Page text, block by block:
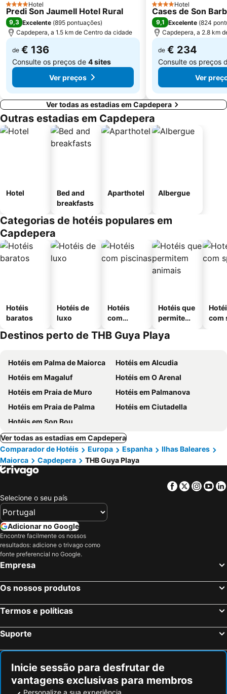
Port de Ciutadella
Son Moll
Cala Torta
Platja de l'Alcanada
Cala Ferrera
Cala des Degollador - Platja Gran
4 Estrelas
Hotel
Predi Son Jaumell Hotel Rural
9,3 Excelente (895 pontuações)
Capdepera, a 1.5 km de Centro da cidade
de € 136
Consulte os preços de 4 sites
Ver preços
4 Estrelas
Hotel
Cases de Son
9,1 Excelente (824
Capdepera, a 2.8 km
de € 234
Consulte os preços
Ver
Ver todas as estadias em Capdepera
Outras estadias em Capdepera
Hotel
Bed and
breakfasts
Aparthotel Albergue
Categorias de hotéis populares em
Capdepera
Hotéis
baratos
Hotéis de
luxo
Hotéis
com
Hotéis que
permitem
com
Destinos perto de THB Guya Playa
Hotéis em Palma de Maiorca
Hotéis em Alcudia
Hotéis em Magaluf
Hotéis em O Arenal
Hotéis em Praia de Muro
Hotéis em Palmanova
Hotéis em Praia de Palma
Hotéis em Ciutadella
Hotéis em Son Bou
Ver todas as estadias em Capdepera
Comparador de Hotéis
Europa Espanha
Ilhas Baleares
Maiorca
Capdepera THB Guya Playa
Facebook
Twitter
Selecione o seu país
Adicionar no Google
Encontre facilmente os nossos
resultados: adicione o trivago como
fonte preferencial no Google.
Empresa
Os nossos produtos
Termos e políticas
Suporte
Inicie sessão para desfrutar de
vantagens exclusivas para membros